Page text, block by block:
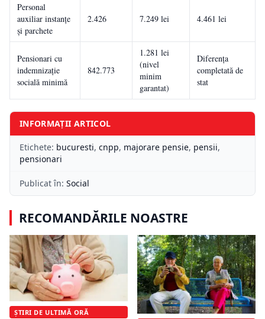
Personal
auxiliar instanțe
și parchete
2.426 7.249 lei 4.461 lei
Pensionari cu
indemnizație
socială minimă
842.773
1.281 lei
(nivel
minim
garantat)
Diferența
completată de
stat
INFORMAȚII ARTICOL
Etichete: bucuresti, cnpp, majorare pensie, pensii,
pensionari
Publicat în: Social
RECOMANDĂRILE NOASTRE
ȘTIRI DE ULTIMĂ ORĂ